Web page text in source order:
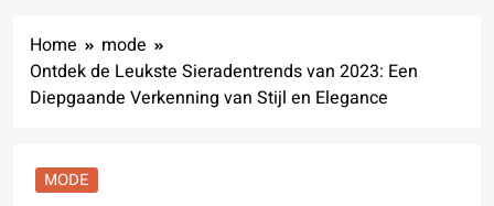
Home
mode
Ontdek de Leukste Sieradentrends van 2023: Een
Diepgaande Verkenning van Stijl en Elegance
MODE